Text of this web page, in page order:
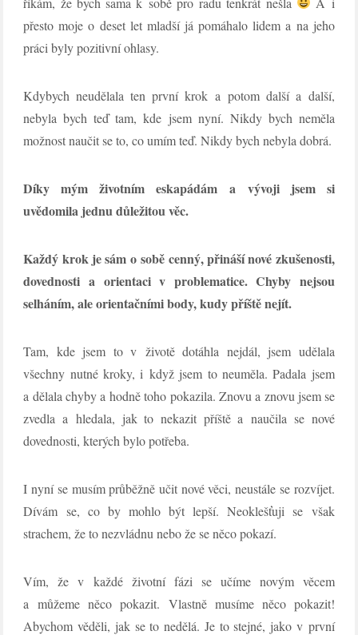
přesto moje o deset let mladší já pomáhalo lidem a na jeho
práci byly pozitivní ohlasy.
Kdybych neudělala ten první krok a potom další a další,
nebyla bych teď tam, kde jsem nyní. Nikdy bych neměla
možnost naučit se to, co umím teď. Nikdy bych nebyla dobrá.
Díky mým životním eskapádám a vývoji jsem si
uvědomila jednu důležitou věc.
Každý krok je sám o sobě cenný, přináší nové zkušenosti,
dovednosti a orientaci v problematice. Chyby nejsou
selháním, ale orientačními body, kudy příště nejít.
Tam, kde jsem to v životě dotáhla nejdál, jsem udělala
všechny nutné kroky, i když jsem to neuměla. Padala jsem
a dělala chyby a hodně toho pokazila. Znovu a znovu jsem se
zvedla a hledala, jak to nekazit příště a naučila se nové
dovednosti, kterých bylo potřeba.
I nyní se musím průběžně učit nové věci, neustále se rozvíjet.
Dívám se, co by mohlo být lepší. Neoklešťuji se však
strachem, že to nezvládnu nebo že se něco pokazí.
Vím, že v každé životní fázi se učíme novým věcem
a můžeme něco pokazit. Vlastně musíme něco pokazit!
Abychom věděli, jak se to nedělá. Je to stejné, jako v první